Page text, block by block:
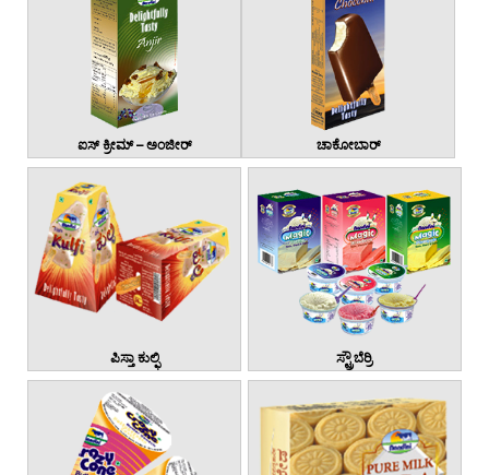
ಐಸ್ ಕ್ರೀಮ್ – ಅಂಜೀರ್ ಚಾಕೋಬಾರ್
ಪಿಸ್ತಾ ಕುಲ್ಫಿ ಸ್ಟ್ರೌಬೆರ್ರಿ